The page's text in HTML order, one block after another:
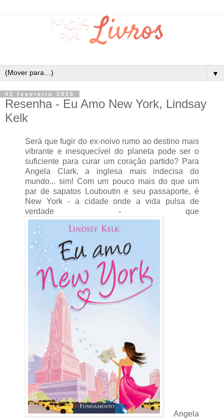
▼
02 fevereiro 2015
Resenha - Eu Amo New York, Lindsay
Kelk
Será que fugir do ex-noivo rumo ao destino mais
vibrante e inesquecível do planeta pode ser o
suficiente para curar um coração partido? Para
Angela Clark, a inglesa mais indecisa do
mundo... sim! Com um pouco mais do que um
par de sapatos Louboutin e seu passaporte, é
New York - a cidade onde a vida pulsa de
verdade - que
Angela